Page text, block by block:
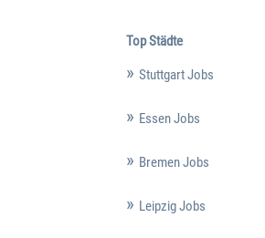
Top Städte
Stuttgart Jobs
Essen Jobs
Bremen Jobs
Leipzig Jobs